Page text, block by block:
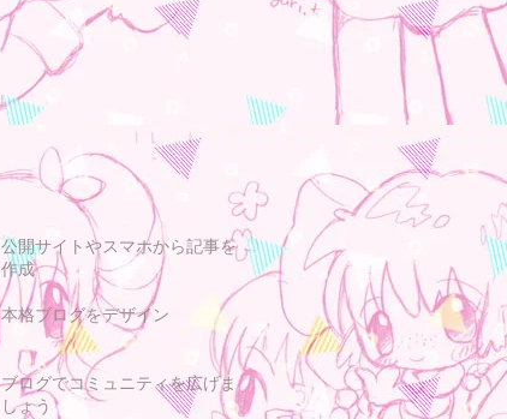
公開サイトやスマホから記事を
作成
本格ブログをデザイン
ブログでコミュニティを広げま
しょう